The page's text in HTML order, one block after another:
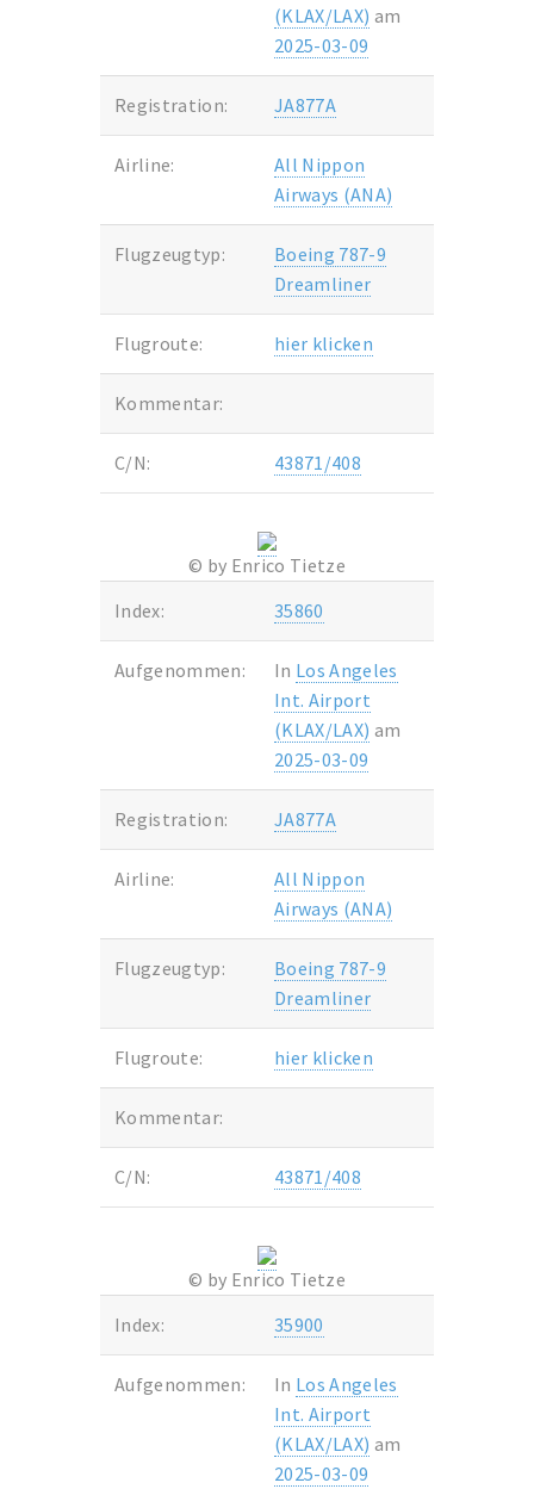
(KLAX/LAX) am
2025-03-09
Registration: JA877A
Airline:
All Nippon
Airways (ANA)
Flugzeugtyp:
Boeing 787-9
Dreamliner
Flugroute: hier klicken
Kommentar:
C/N: 43871/408
© by Enrico Tietze
Index:
35860
Aufgenommen: In Los Angeles
Int. Airport
(KLAX/LAX) am
2025-03-09
Registration: JA877A
Airline:
All Nippon
Airways (ANA)
Flugzeugtyp:
Boeing 787-9
Dreamliner
Flugroute: hier klicken
Kommentar:
C/N: 43871/408
© by Enrico Tietze
Index:
35900
Aufgenommen: In Los Angeles
Int. Airport
(KLAX/LAX) am
2025-03-09